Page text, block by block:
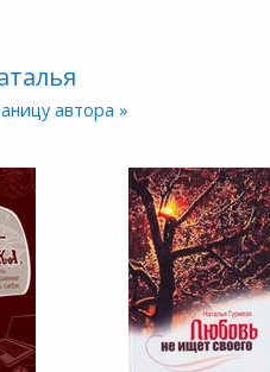
автора »